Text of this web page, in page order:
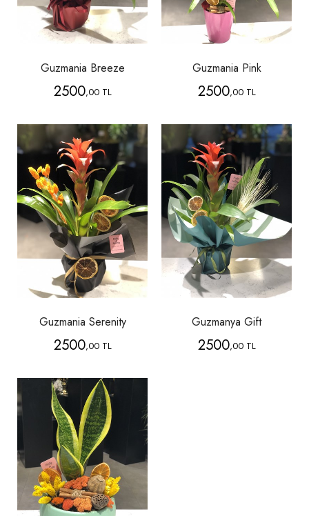
Guzmania Breeze
2500,00 TL
Guzmania Pink
2500,00 TL
Guzmania Serenity
2500,00 TL
Guzmanya Gift
2500,00 TL